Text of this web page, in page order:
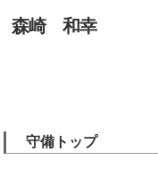
森崎 和幸
守備トップ